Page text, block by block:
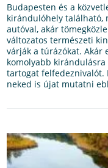
Budapesten és a
kirándulóhely található,
autóval, akár
változatos természeti
várják a túrázókat. Akár
komolyabb kirándulásra
tartogat felfedeznivalót.
neked is újat mutatni